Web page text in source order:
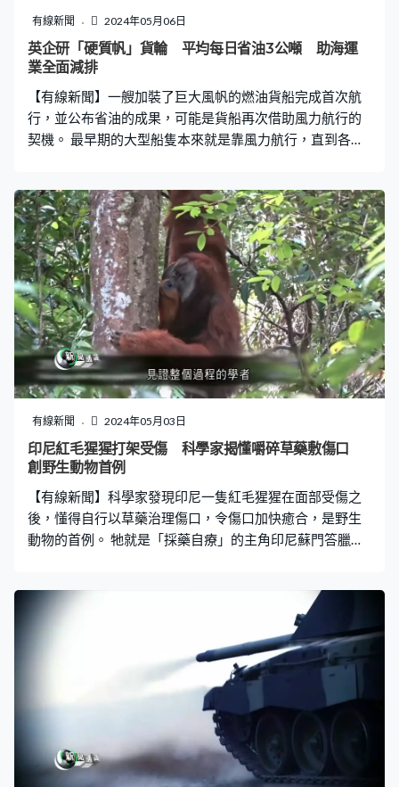
有線新聞 2024年05月06日
英企研「硬質帆」貨輪 平均每日省油3公噸 助海運
業全面減排
【有線新聞】一艘加裝了巨大風帆的燃油貨船完成首次航
行，並公布省油的成果，可能是貨船再次借助風力航行的
契機。 最早期的大型船隻本來就是靠風力航行，直到各種
次「揚帆出海」，借助風力為貨船省油？但傳統的巨大布
帆需要大量人力操作，不符合成本效益，風帆要捲土重來
需要用現代手段。 這艘由美國公司營運、在新加坡註冊、
全長230米的貨輪希望做一次實驗，今次的帆不再是用布
造，而是一種新式的硬質帆，以鋼及玻璃纖維製造，高38
米；不需要人手升帆，沒風時可以打橫放平，風起時按掣
就自動升起，而且會根據風向自己調節角度獲取最大的風
力。貨船本身仍然有用燃油，但善用風力減輕引擎負擔。
裝上兩座硬質帆的貨輪於去年8月啟航，半年之間航經印度
洋、太平洋、大西洋，今年3月順利返航，點算耗油量之後
發現加了硬質帆的貨輪平均每日省油3公噸。研發硬質帆的
英國公司表示今次結果證明大船借風力省油是可行，希望
硬質帆可以更普及，為海運業全面減排。
有線新聞 2024年05月03日
印尼紅毛猩猩打架受傷 科學家揭懂嚼碎草藥敷傷口
創野生動物首例
【有線新聞】科學家發現印尼一隻紅毛猩猩在面部受傷之
後，懂得自行以草藥治理傷口，令傷口加快癒合，是野生
動物的首例。 牠就是「採藥自療」的主角印尼蘇門答臘紅
這隻猩猩咀嚼某種植物的葉，但不是吃下肚，而是將嚼碎
的葉敷在傷口。學者確認這種植物是當地人的草藥，有殺
菌消炎功效，猩猩敷藥後傷口果然沒感染，並在5日後癒
合，而且沒留下疤痕。 見證整個過程的學者來自德國普朗
克研究所，他們一直在蘇門答臘觀察，知道紅毛猩猩平時
不會吃這種植物，而且敷藥行為長達7分鐘，所以幾乎可以
肯定紅毛猩猩是有意為之，明白這種植物有治療功效。今
次是首次發現有動物懂得以藥用植物治理傷患，學者認為
這種行為可能傳承自猩猩及人類的共同祖先，證明人類與